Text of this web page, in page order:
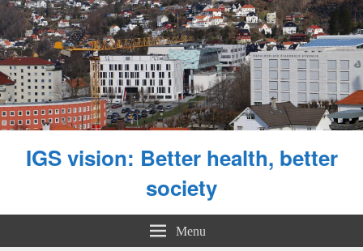
IGS vision: Better health, better
society
Menu